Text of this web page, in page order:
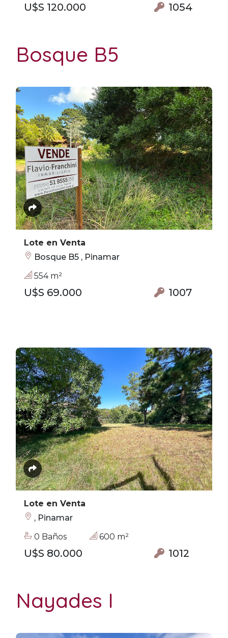
U$S 120.000 1054
Bosque B5
Lote en Venta
Bosque B5 , Pinamar
554 m²
U$S 69.000 1007
Lote en Venta
, Pinamar
0 Baños
600 m²
U$S 80.000 1012
Nayades I